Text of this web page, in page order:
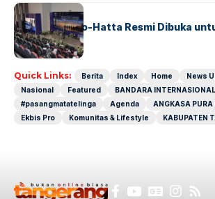
BANDARA BERITA
IALC Soekarno-Hatta Resmi Dibuka
Dunia
Quick Links: Berita Index Home News
Nasional
Featured
BANDARA
#pasangmatatelinga
Agenda ANGKASA PURA
Ekbis Pro
Komunitas & Lifestyle KABUPATEN